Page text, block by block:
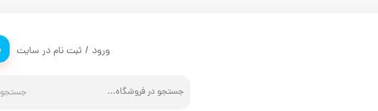
جستجو
ورود / ثبت نام در سایت